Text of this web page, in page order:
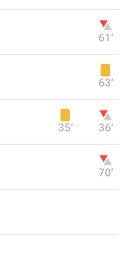
61‎’‎
63‎’‎
35‎’‎ 36‎’‎
70‎’‎